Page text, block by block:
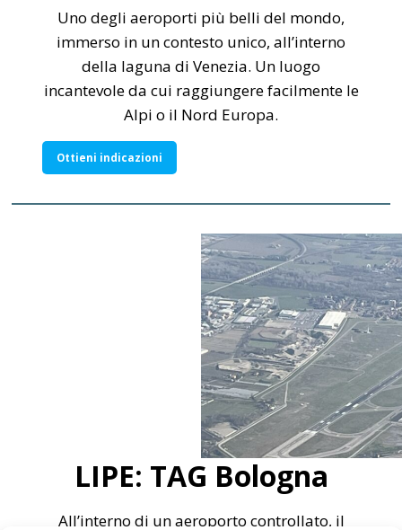
Uno degli aeroporti più belli del mondo,
immerso in un contesto unico, all’interno
della laguna di Venezia. Un luogo
incantevole da cui raggiungere facilmente le
Alpi o il Nord Europa.
Ottieni indicazioni
LIPE: TAG Bologna
All’interno di un aeroporto controllato, il